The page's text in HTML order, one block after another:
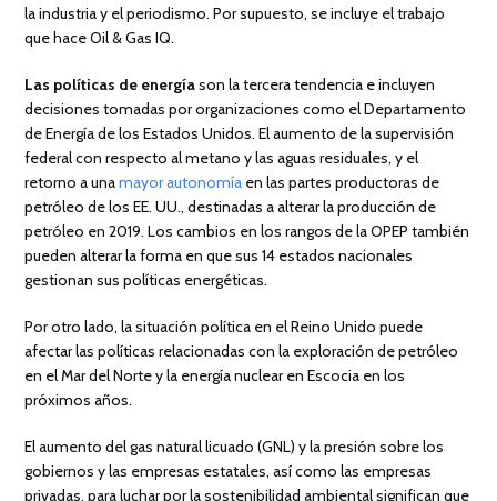
la industria y el periodismo. Por supuesto, se incluye el trabajo
que hace Oil & Gas IQ.
Las políticas de energíason la tercera tendencia e incluyen
decisiones tomadas por organizaciones como el Departamento
de Energía de los Estados Unidos. El aumento de la supervisión
federal con respecto al metano y las aguas residuales, y el
retorno a unamayor autonomía en las partes productoras de
petróleo de los EE. UU., destinadas a alterar la producción de
petróleo en 2019. Los cambios en los rangos de la OPEP también
pueden alterar la forma en que sus 14 estados nacionales
gestionan sus políticas energéticas.
Por otro lado, la situación política en el Reino Unido puede
afectar las políticas relacionadas con la exploración de petróleo
en el Mar del Norte y la energía nuclear en Escocia en los
próximos años.
El aumento del gas natural licuado (GNL) y la presión sobre los
gobiernos y las empresas estatales, así como las empresas
privadas, para luchar por la sostenibilidad ambiental significan que